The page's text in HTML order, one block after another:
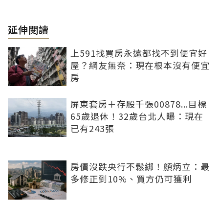
延伸閱讀
上591找買房永遠都找不到便宜好
屋？網友無奈：現在根本沒有便宜
房
屏東套房＋存股千張00878...目標
65歲退休！32歲台北人曝：現在
已有243張
房價沒跌央行不鬆綁！顏炳立：最
多修正到10%、買方仍可獲利